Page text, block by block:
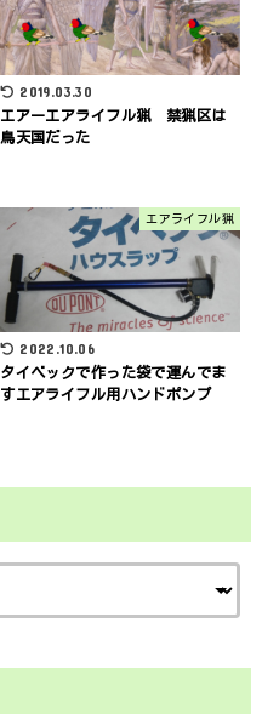
2019.03.30
エアーエアライフル猟 禁猟区は
鳥天国だった
エアライフル猟
2022.10.06
タイベックで作った袋で運んでま
すエアライフル用ハンドポンプ